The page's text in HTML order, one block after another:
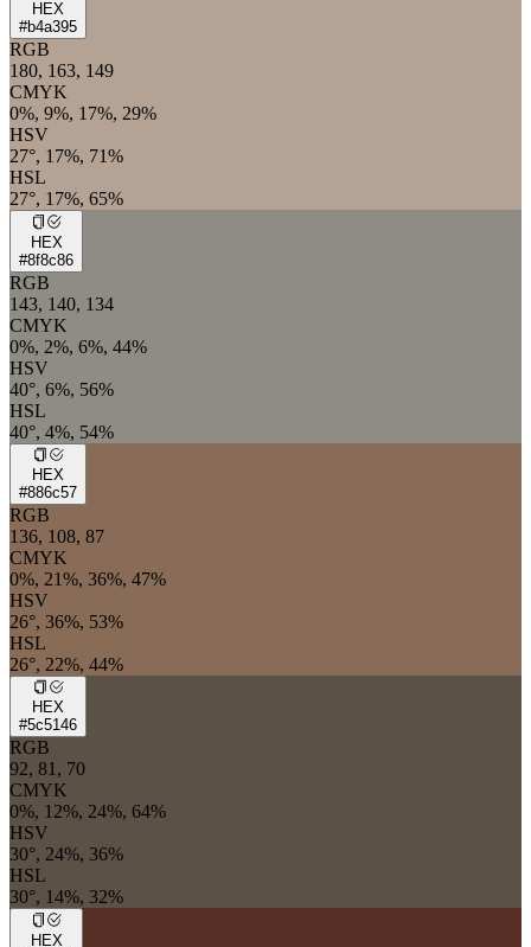
HEX
#b4a395
RGB
180, 163, 149
CMYK
0%, 9%, 17%, 29%
HSV
27°, 17%, 71%
HSL
27°, 17%, 65%
HEX
#8f8c86
RGB
143, 140, 134
CMYK
0%, 2%, 6%, 44%
HSV
40°, 6%, 56%
HSL
40°, 4%, 54%
HEX
#886c57
RGB
136, 108, 87
CMYK
0%, 21%, 36%, 47%
HSV
26°, 36%, 53%
HSL
26°, 22%, 44%
HEX
#5c5146
RGB
92, 81, 70
CMYK
0%, 12%, 24%, 64%
HSV
30°, 24%, 36%
HSL
30°, 14%, 32%
HEX